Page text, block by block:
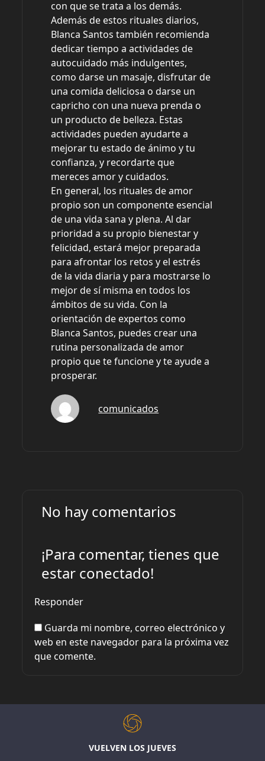
con que se trata a los demás.
Además de estos rituales diarios,
Blanca Santos también recomienda
dedicar tiempo a actividades de
autocuidado más indulgentes,
como darse un masaje, disfrutar de
una comida deliciosa o darse un
capricho con una nueva prenda o
un producto de belleza. Estas
actividades pueden ayudarte a
mejorar tu estado de ánimo y tu
confianza, y recordarte que
mereces amor y cuidados.
En general, los rituales de amor
propio son un componente esencial
de una vida sana y plena. Al dar
prioridad a su propio bienestar y
felicidad, estará mejor preparada
para afrontar los retos y el estrés
de la vida diaria y para mostrarse lo
mejor de sí misma en todos los
ámbitos de su vida. Con la
orientación de expertos como
Blanca Santos, puedes crear una
rutina personalizada de amor
propio que te funcione y te ayude a
prosperar.
comunicados
No hay comentarios
¡Para comentar, tienes que
estar conectado!
Responder
Guarda mi nombre, correo electrónico y
web en este navegador para la próxima vez
que comente.
VUELVEN LOS JUEVES